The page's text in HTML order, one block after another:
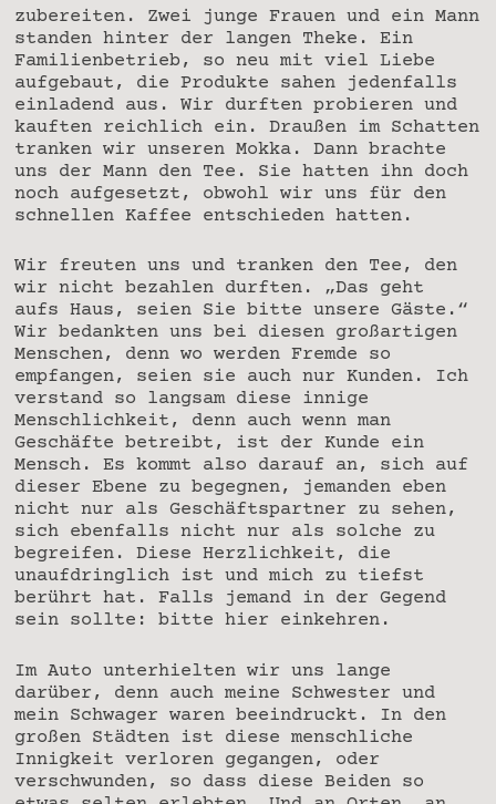
zubereiten. Zwei junge Frauen und ein Mann
standen hinter der langen Theke. Ein
Familienbetrieb, so neu mit viel Liebe
aufgebaut, die Produkte sahen jedenfalls
einladend aus. Wir durften probieren und
kauften reichlich ein. Draußen im Schatten
tranken wir unseren Mokka. Dann brachte
uns der Mann den Tee. Sie hatten ihn doch
noch aufgesetzt, obwohl wir uns für den
schnellen Kaffee entschieden hatten.
Wir freuten uns und tranken den Tee, den
wir nicht bezahlen durften. „Das geht
aufs Haus, seien Sie bitte unsere Gäste.“
Wir bedankten uns bei diesen großartigen
Menschen, denn wo werden Fremde so
empfangen, seien sie auch nur Kunden. Ich
verstand so langsam diese innige
Menschlichkeit, denn auch wenn man
Geschäfte betreibt, ist der Kunde ein
Mensch. Es kommt also darauf an, sich auf
dieser Ebene zu begegnen, jemanden eben
nicht nur als Geschäftspartner zu sehen,
sich ebenfalls nicht nur als solche zu
begreifen. Diese Herzlichkeit, die
unaufdringlich ist und mich zu tiefst
berührt hat. Falls jemand in der Gegend
sein sollte: bitte hier einkehren.
Im Auto unterhielten wir uns lange
darüber, denn auch meine Schwester und
mein Schwager waren beeindruckt. In den
großen Städten ist diese menschliche
Innigkeit verloren gegangen, oder
verschwunden, so dass diese Beiden so